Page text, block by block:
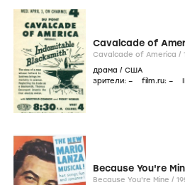
Cavalcade of
Cavalcade of America /
драма / США
зрители: – film.ru: –
Because You're
Because You're Mine /